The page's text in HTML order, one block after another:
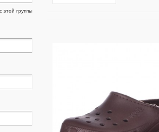
этой группы